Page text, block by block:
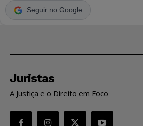
Seguir no Google
Juristas
A Justiça e o Direito em Foco